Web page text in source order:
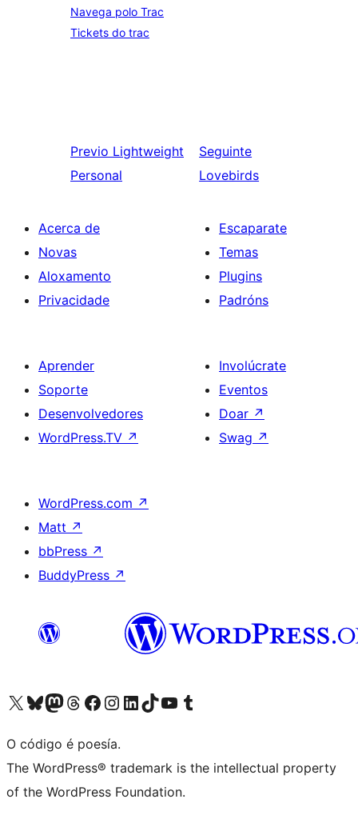
Navega polo Trac
Tickets do trac
Previo Lightweight
Personal
Seguinte
Lovebirds
Acerca de
Novas
Aloxamento
Privacidade
Escaparate
Temas
Plugins
Padróns
Aprender
Soporte
Desenvolvedores
WordPress.TV ↗
Involúcrate
Eventos
Doar ↗
Swag ↗
WordPress.com ↗
Matt ↗
bbPress ↗
BuddyPress ↗
Visita la cuenta de X (anteriormente Twitter)
Visita a nosa conta de Bluesky
Visita a nosa conta de Mastodon
Visita a nosa conta de Threads
Visita a nosa páxina de Facebook
Visita a nosa conta de Instagram
Visita a nosa conta de LinkedIn
Visita a nosa conta de TikTok
Visita a nosa canle de YouTube
Visita a nosa conta de Tumblr
O código é poesía.
The WordPress® trademark is the intellectual property
of the WordPress Foundation.